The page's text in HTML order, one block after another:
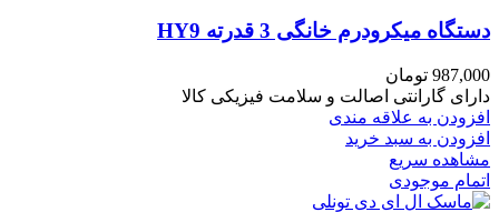
دستگاه میکرودرم خانگی 3 قدرته HY9
987,000 تومان
دارای گارانتی اصالت و سلامت فیزیکی کالا
افزودن به علاقه مندی
افزودن به سبد خرید
مشاهده سریع
اتمام موجودی